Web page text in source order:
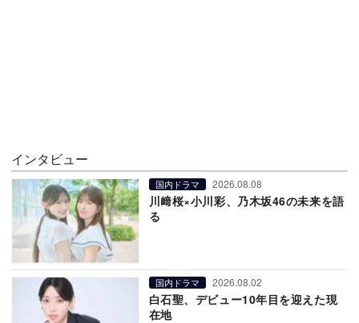
インタビュー
国内ドラマ 2026.08.08
川﨑桜×小川彩、乃木坂46の未来を語
る
国内ドラマ 2026.08.02
白石聖、デビュー10年目を迎えた現
在地